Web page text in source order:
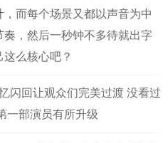
而每个场景又都以声音为中
，然后一秒钟不多待就出字
么核心吧？
闪回让观众们完美过渡 没看过
一部演员有所升级